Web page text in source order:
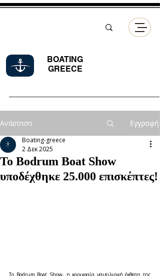
BOATING
GREECE
Ανάρτηση Εγγραφή
Το Bodrum Boat Show
υποδέχθηκε 25.000 επισκέπτες!
Boating-greece
2 Δεκ 2025
Το Bodrum Boat Show, η κορυφαία ναυτιλιακή έκθεση της